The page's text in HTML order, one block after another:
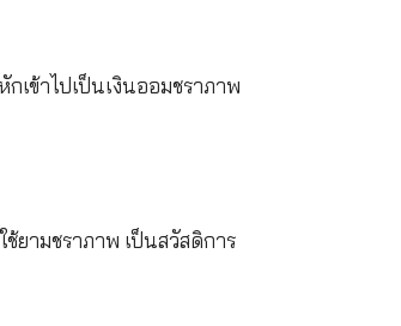
คม โดยสะสมจากการทำงาน พูดง่ายๆ
หรือ 225 บาท ถึงแม้ไม่ใช้สิทธิก็ไม่
รบ 55 ปี